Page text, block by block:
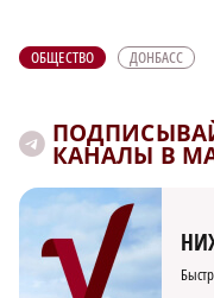
ОБЩЕСТВО ДОНБАСС
КАНАЛЫ В